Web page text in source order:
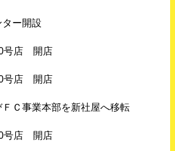
ー開設
号店 開店
号店 開店
ＦＣ事業本部を新社屋へ移転
号店 開店